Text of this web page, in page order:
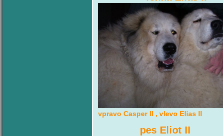
vpravo Casper II , vlevo Elias II
pes Eliot II